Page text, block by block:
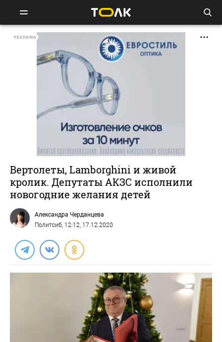
РЕКЛАМА
Вертолеты, Lamborghini и живой
кролик. Депутаты АКЗС исполнили
новогодние желания детей
Александра Черданцева
Политсиб, 12:12, 17.12.2020